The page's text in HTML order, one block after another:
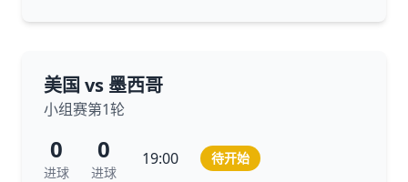
美国 vs 墨西哥
小组赛第1轮
0
进球
0
进球
19:00 待开始